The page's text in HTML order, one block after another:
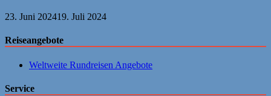
23. Juni 202419. Juli 2024
Reiseangebote
Weltweite Rundreisen Angebote
Service